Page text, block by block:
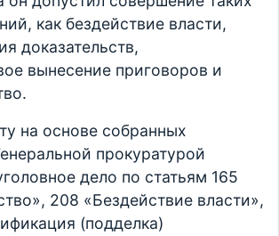
как бездействие власти,
доказательств,
вынесение приговоров и
на основе собранных
прокуратурой
дело по статьям 165
208 «Бездействие власти»,
(подделка)